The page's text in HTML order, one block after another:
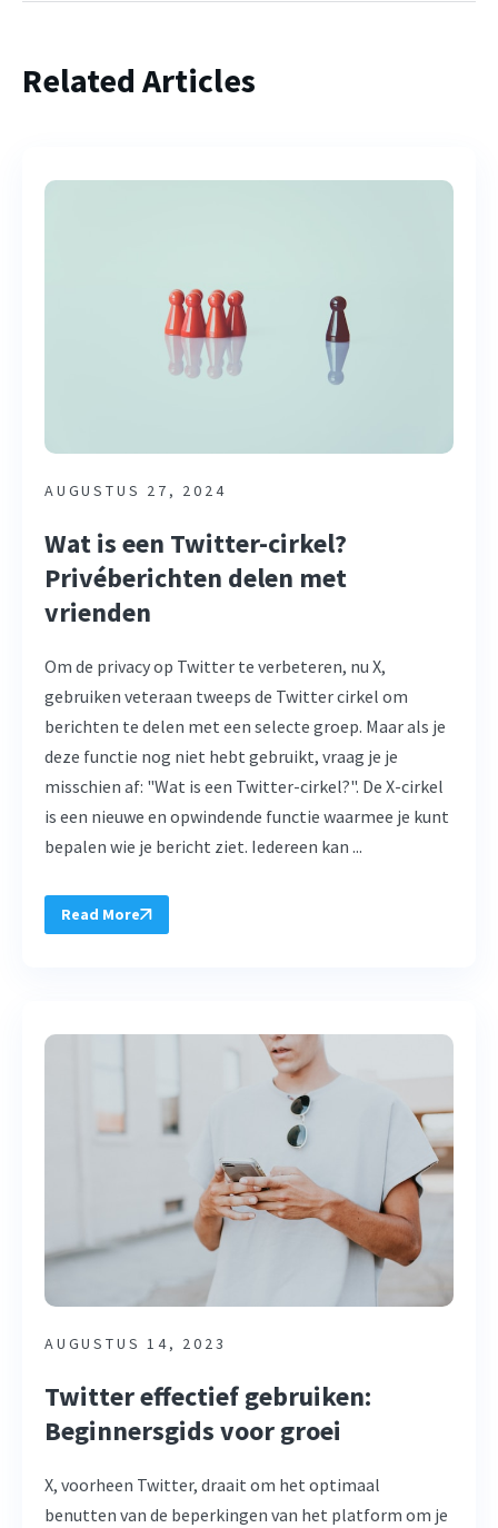
Related Articles
AUGUSTUS 27, 2024
Wat is een Twitter-cirkel?
Privéberichten delen met
vrienden
Om de privacy op Twitter te verbeteren, nu X,
gebruiken veteraan tweeps de Twitter cirkel om
berichten te delen met een selecte groep. Maar als je
deze functie nog niet hebt gebruikt, vraag je je
misschien af: "Wat is een Twitter-cirkel?". De X-cirkel
is een nieuwe en opwindende functie waarmee je kunt
bepalen wie je bericht ziet. Iedereen kan ...
Read More
AUGUSTUS 14, 2023
Twitter effectief gebruiken:
Beginnersgids voor groei
X, voorheen Twitter, draait om het optimaal
benutten van de beperkingen van het platform om je